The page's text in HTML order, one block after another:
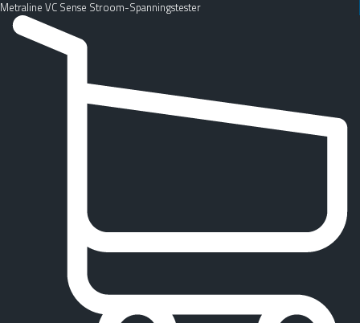
Metraline VC Sense Stroom-Spanningstester